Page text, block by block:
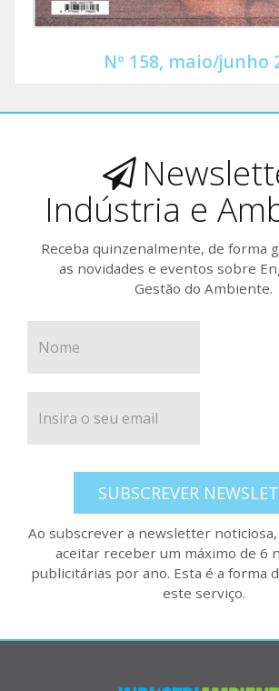
Nº 158, maio/junho
Indústria e
Receba quinzenalmente, de forma
as novidades e eventos sobre
Gestão do Ambiente.
SUBSCREVER
Ao subscrever a newsletter
aceitar receber um máximo de 6
publicitárias por ano. Esta é a forma
este serviço.